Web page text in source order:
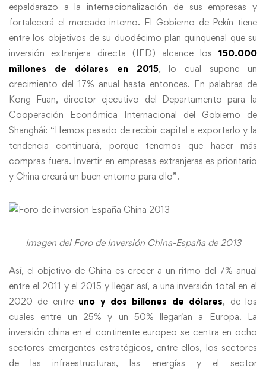
espaldarazo a la internacionalización de sus empresas y
fortalecerá el mercado interno. El Gobierno de Pekín tiene
entre los objetivos de su duodécimo plan quinquenal que su
inversión extranjera directa (IED) alcance los150.000
millones de dólares en 2015, lo cual supone un
crecimiento del 17% anual hasta entonces. En palabras de
Kong Fuan, director ejecutivo del Departamento para la
Cooperación Económica Internacional del Gobierno de
Shanghái: “Hemos pasado de recibir capital a exportarlo y la
tendencia continuará, porque tenemos que hacer más
compras fuera. Invertir en empresas extranjeras es prioritario
y China creará un buen entorno para ello”.
Imagen del Foro de Inversión China-España de 2013
Así, el objetivo de China es crecer a un ritmo del 7% anual
entre el 2011 y el 2015 y llegar así, a una inversión total en el
2020 de entre uno y dos billones de dólares, de los
cuales entre un 25% y un 50% llegarían a Europa. La
inversión china en el continente europeo se centra en ocho
sectores emergentes estratégicos, entre ellos, los sectores
de las infraestructuras, las energías y el sector